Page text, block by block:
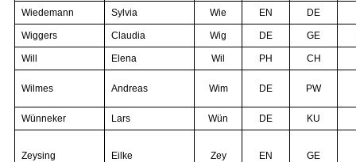
Wiedemann Sylvia Wie EN DE
Wiggers Claudia Wig DE GE
Will Elena Wil PH CH
Wilmes Andreas Wim DE PW
Wünneker Lars Wün DE KU
Zeysing Eilke Zey EN GE